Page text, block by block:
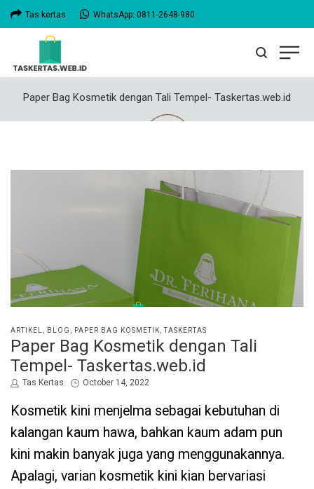
Tas kertas WhatsApp: 0811-2648-980
Paper Bag Kosmetik dengan Tali Tempel- Taskertas.web.id
POSTED
IN
ARTIKEL BLOG PAPER BAG KOSMETIK TASKERTAS
Paper Bag Kosmetik dengan Tali
Tempel- Taskertas.web.id
by
Tas Kertas
Posted
October 14, 2022
Kosmetik kini menjelma sebagai kebutuhan di
kalangan kaum hawa, bahkan kaum adam pun
kini makin banyak juga yang menggunakannya.
Apalagi, varian kosmetik kini kian bervariasi